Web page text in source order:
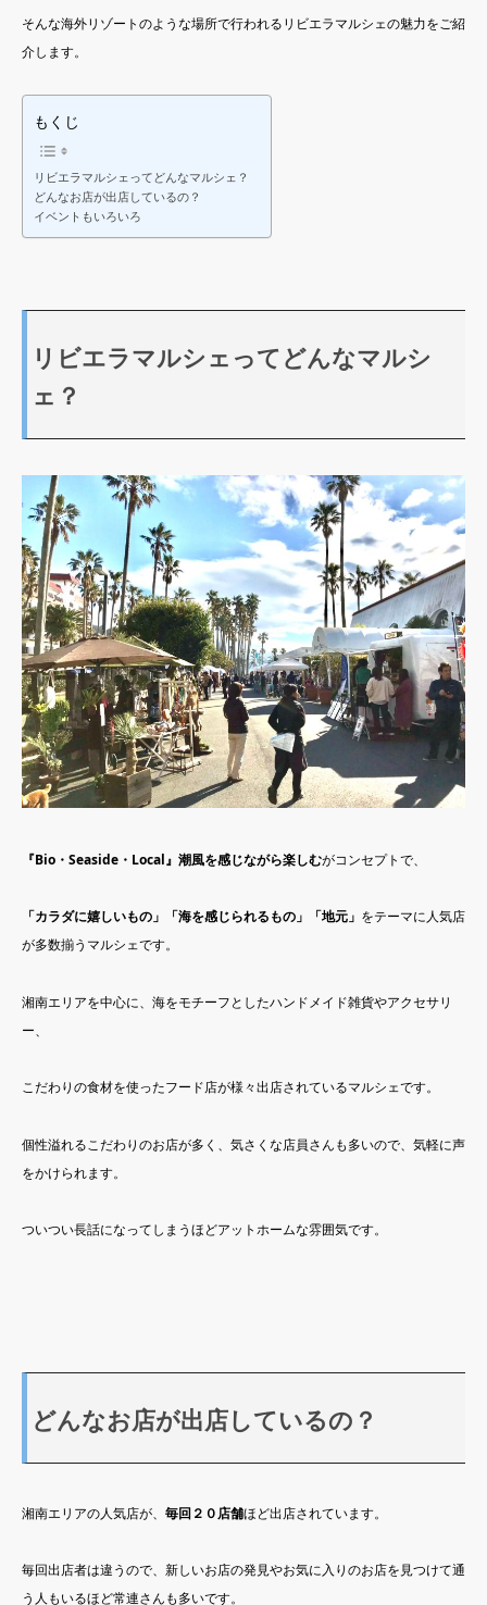
そんな海外リゾートのような場所で行われるリビエラマルシェの魅力をご紹
介します。
もくじ
リビエラマルシェってどんなマルシェ？
どんなお店が出店しているの？
イベントもいろいろ
リビエラマルシェってどんなマルシ
ェ？
『Bio・Seaside・Local』潮風を感じながら楽しむがコンセプトで、
「カラダに嬉しいもの」「海を感じられるもの」「地元」 をテーマに人気店
が多数揃うマルシェです。
湘南エリアを中心に、海をモチーフとしたハンドメイド雑貨やアクセサリ
ー、
こだわりの食材を使ったフード店が様々出店されているマルシェです。
個性溢れるこだわりのお店が多く、気さくな店員さんも多いので、気軽に声
をかけられます。
ついつい長話になってしまうほどアットホームな雰囲気です。
どんなお店が出店しているの？
湘南エリアの人気店が、 毎回２０店舗ほど出店されています。
毎回出店者は違うので、新しいお店の発見やお気に入りのお店を見つけて通
う人もいるほど常連さんも多いです。